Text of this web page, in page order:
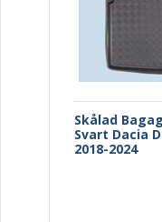
Skålad
Svart Dacia
2018-2024